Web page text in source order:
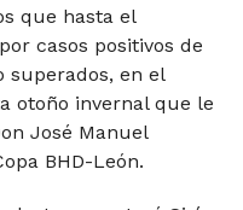
que hasta el
casos positivos de
superados, en el
otoño invernal que le
José Manuel
BHD-León.